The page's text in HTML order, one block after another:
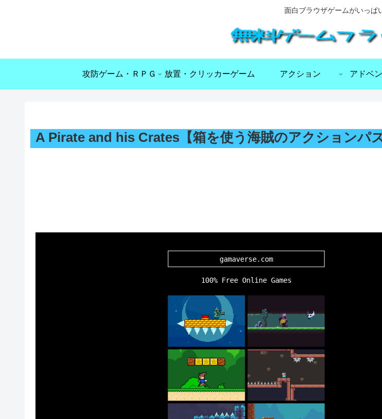
面白ブラウザゲームがいっぱ
攻防ゲーム・ＲＰＧ 放置・クリッカーゲーム アクション アドベ
A Pirate and his Crates【箱を使う海賊のアクションパ